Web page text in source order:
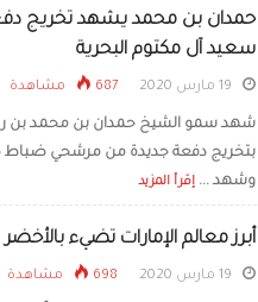
حمدان بن محمد يشهد تخريج
سعيد آل مكتوم البحرية
687 مشاهدة
شهد سمو الشيخ حمدان بن محمد بن
بتخريج دفعة جديدة من مرشحي ضباط
وشهد ... إقرأ المزيد
أبرز معالم الإمارات تضيء بالأخضر
698 مشاهدة